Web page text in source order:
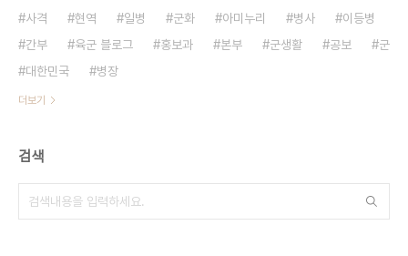
사격
현역 일병 군화 아미누리 병사
이등병
간부
육군 블로그 홍보과 본부 군생활 공보
군
대한민국
병장
더보기
검색